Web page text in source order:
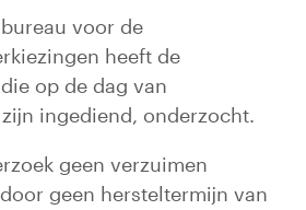
voor de
heeft de
op de dag van
ingediend, onderzocht.
geen verzuimen
geen hersteltermijn van